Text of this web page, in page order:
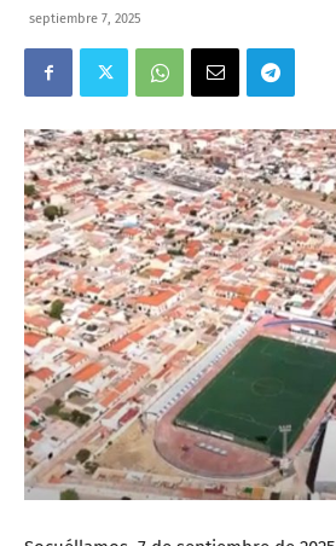
septiembre 7, 2025